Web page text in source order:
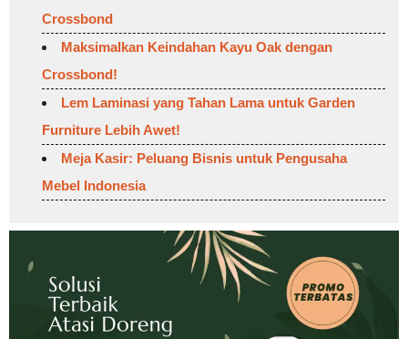
Crossbond
Maksimalkan Keindahan Kayu Oak dengan
Crossbond!
Lem Laminasi yang Tahan Lama untuk Garden
Furniture Lebih Awet!
Meja Kasir: Peluang Bisnis untuk Pengusaha
Mebel Indonesia